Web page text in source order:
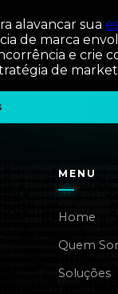
alavancar sua
de marca
e crie
de
MENU
Home
Quem
Soluções